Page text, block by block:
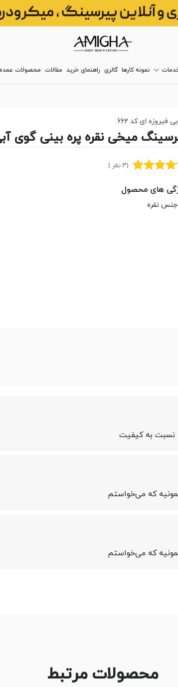
نمونه کارها گالری راهنمای خرید مقالات محصولات عمده
ای کد 662
میخی نقره پره بینی گوی آبی
(3 نظر )
های محصول
جنس نقره
نسبت به کیفیت
که می‌خواستم
که می‌خواستم
محصولات مرتبط